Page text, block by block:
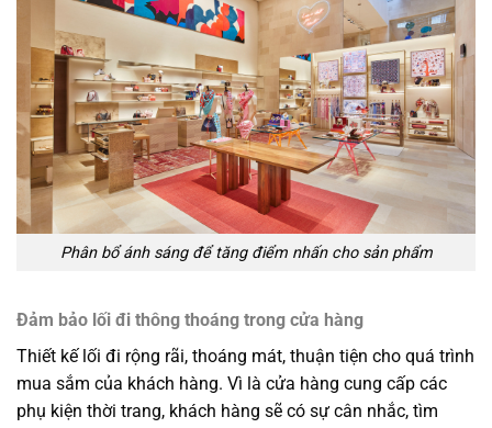
Phân bổ ánh sáng để tăng điểm nhấn cho sản phẩm
Đảm bảo lối đi thông thoáng trong cửa hàng
Thiết kế lối đi rộng rãi, thoáng mát, thuận tiện cho quá trình
mua sắm của khách hàng. Vì là cửa hàng cung cấp các
phụ kiện thời trang, khách hàng sẽ có sự cân nhắc, tìm